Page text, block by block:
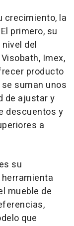
crecimiento, la
primero, su
del
Imex,
producto
suman unos
de ajustar y
descuentos y
a
su
mueble de
que